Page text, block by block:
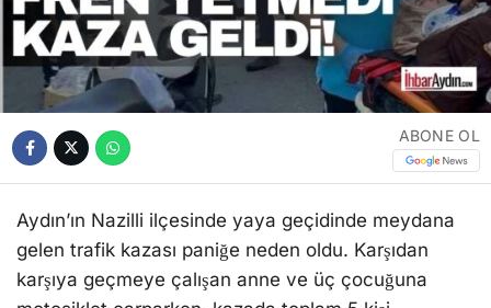
ABONE OL
Aydın’ın Nazilli ilçesinde yaya geçidinde meydana
gelen trafik kazası paniğe neden oldu. Karşıdan
karşıya geçmeye çalışan anne ve üç çocuğuna